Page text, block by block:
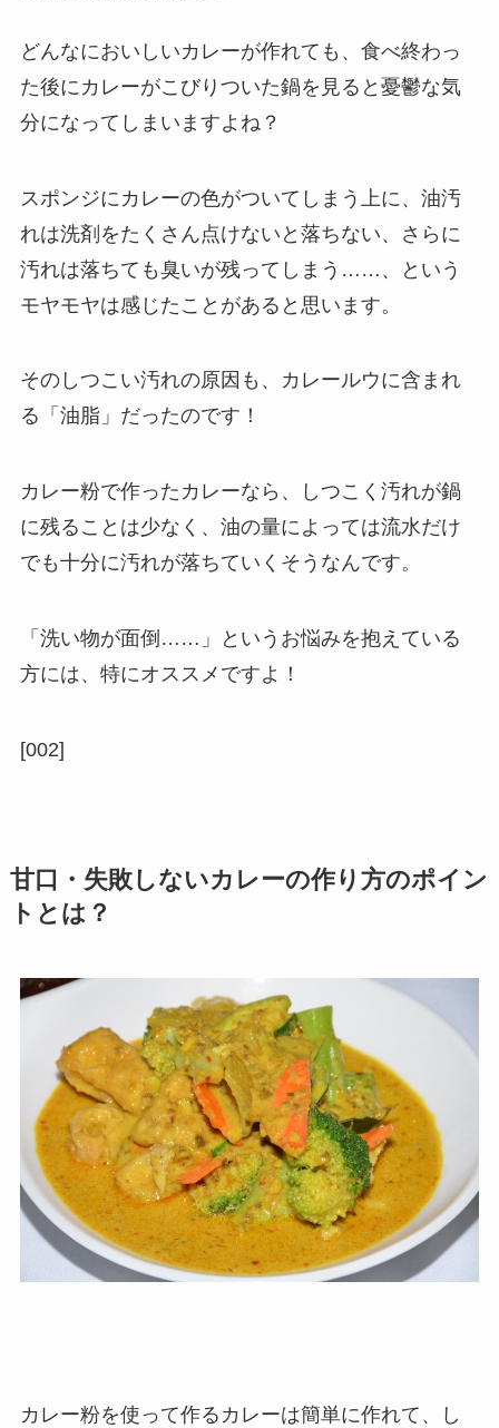
どんなにおいしいカレーが作れても、食べ終わっ
た後にカレーがこびりついた鍋を見ると憂鬱な気
分になってしまいますよね？
スポンジにカレーの色がついてしまう上に、油汚
れは洗剤をたくさん点けないと落ちない、さらに
汚れは落ちても臭いが残ってしまう……、という
モヤモヤは感じたことがあると思います。
そのしつこい汚れの原因も、カレールウに含まれ
る「油脂」だったのです！
カレー粉で作ったカレーなら、しつこく汚れが鍋
に残ることは少なく、油の量によっては流水だけ
でも十分に汚れが落ちていくそうなんです。
「洗い物が面倒……」というお悩みを抱えている
方には、特にオススメですよ！
[002]
甘口・失敗しないカレーの作り方のポイン
トとは？
カレー粉を使って作るカレーは簡単に作れて、し